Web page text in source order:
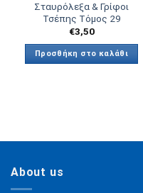
Σταυρόλεξα & Γρίφοι
Τσέπης Τόμος 29
€3,50
Προσθήκη στο καλάθι
About us